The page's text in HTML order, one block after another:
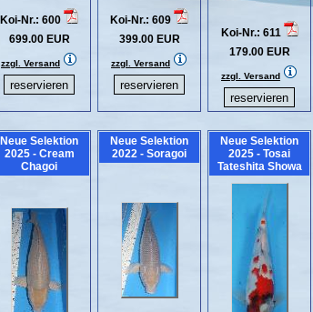
Koi-Nr.: 600
699.00 EUR
zzgl. Versand
Koi-Nr.: 609
399.00 EUR
zzgl. Versand
Koi-Nr.: 611
179.00 EUR
zzgl. Versand
Neue Selektion
2025 - Cream
Chagoi
Neue Selektion
2022 - Soragoi
Neue Selektion
2025 - Tosai
Tateshita Showa